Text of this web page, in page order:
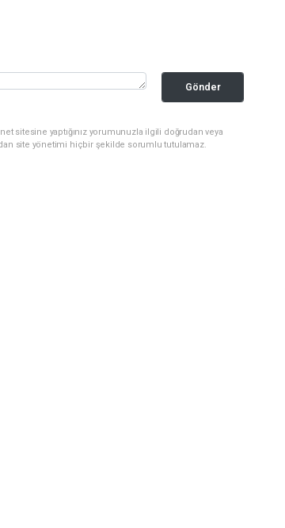
Gönder
sitesine yaptığınız yorumunuzla ilgili doğrudan veya
site yönetimi hiçbir şekilde sorumlu tutulamaz.